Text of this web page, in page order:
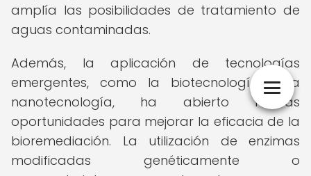
amplía las posibilidades de tratamiento de
aguas contaminadas.
Además, la aplicación de tecnologías
emergentes, como la biotecnología y la
nanotecnología, ha abierto nuevas
oportunidades para mejorar la eficacia de la
bioremediación. La utilización de enzimas
modificadas genéticamente o